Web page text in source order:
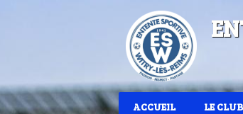
ACCUEIL LE CLUB